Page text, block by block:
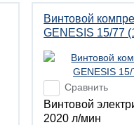
Винтовой
GENESIS 15/77
Сравнить
Винтовой
2020 л/мин